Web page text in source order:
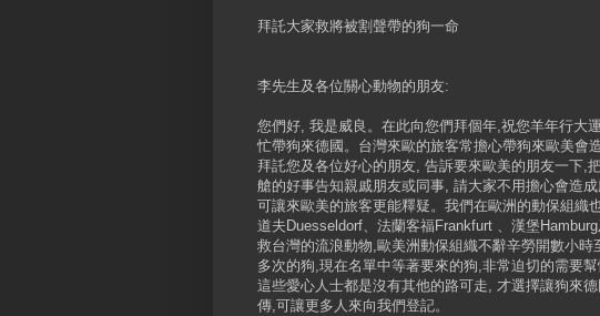
拜託大家救將被割聲帶的狗一命
李先生及各位關心動物的朋友:
您們好, 我是威良。在此向您們拜個年,祝您羊年行大
忙帶狗來德國。台灣來歐的旅客常擔心帶狗來歐美會
拜託您及各位好心的朋友, 告訴要來歐美的朋友一下,
艙的好事告知親戚朋友或同事, 請大家不用擔心會造
可讓來歐美的旅客更能釋疑。我們在歐洲的動保組織
道夫Duesseldorf、法蘭客福Frankfurt 、漢堡
救台灣的流浪動物,歐美洲動保組織不辭辛勞開數小
多次的狗,現在名單中等著要來的狗,非常迫切的需要
這些愛心人士都是沒有其他的路可走, 才選擇讓狗來
傳,可讓更多人來向我們登記。